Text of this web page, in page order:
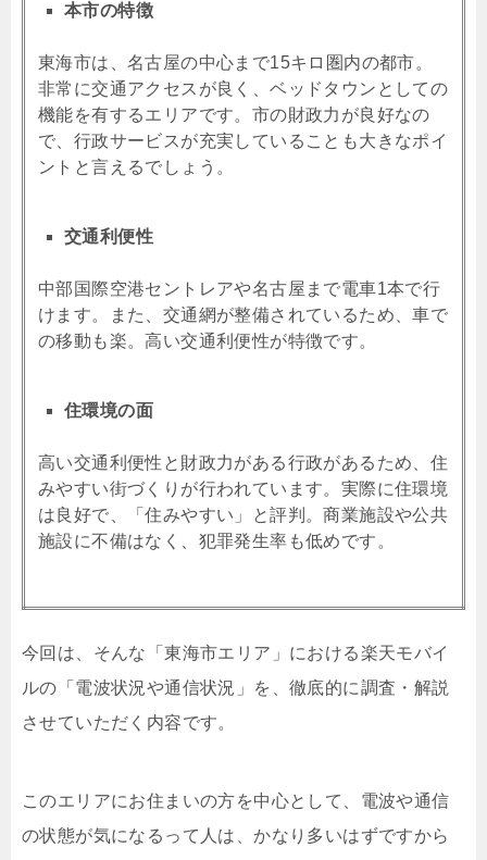
本市の特徴
東海市は、名古屋の中心まで15キロ圏内の都市。
非常に交通アクセスが良く、ベッドタウンとしての
機能を有するエリアです。市の財政力が良好なの
で、行政サービスが充実していることも大きなポイ
ントと言えるでしょう。
交通利便性
中部国際空港セントレアや名古屋まで電車1本で行
けます。また、交通網が整備されているため、車で
の移動も楽。高い交通利便性が特徴です。
住環境の面
高い交通利便性と財政力がある行政があるため、住
みやすい街づくりが行われています。実際に住環境
は良好で、「住みやすい」と評判。商業施設や公共
施設に不備はなく、犯罪発生率も低めです。
今回は、そんな「東海市エリア」における楽天モバイ
ルの「電波状況や通信状況」を、徹底的に調査・解説
させていただく内容です。
このエリアにお住まいの方を中心として、電波や通信
の状態が気になるって人は、かなり多いはずですから